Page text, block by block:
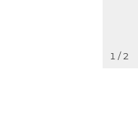
1 / 2